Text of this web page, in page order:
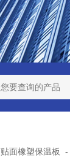
面橡塑保温板 -